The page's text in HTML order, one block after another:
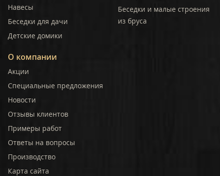
Навесы
Беседки для дачи
Детские домики
Беседки и малые строения
из бруса
О компании
Акции
Специальные предложения
Новости
Отзывы клиентов
Примеры работ
Ответы на вопросы
Производство
Карта сайта